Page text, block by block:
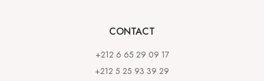
CONTACT
+212 6 65 29 09 17
+212 5 25 93 39 29